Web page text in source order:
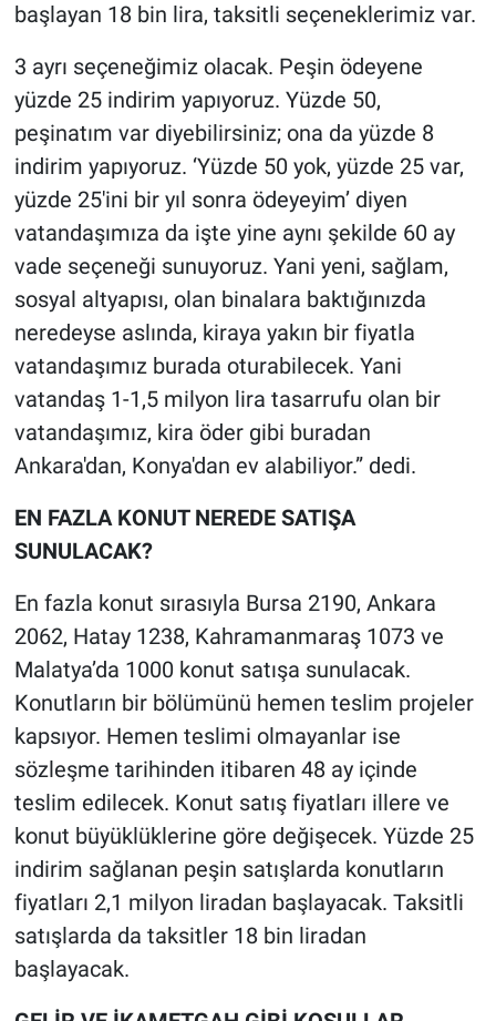
başlayan 18 bin lira, taksitli seçeneklerimiz var.
3 ayrı seçeneğimiz olacak. Peşin ödeyene
yüzde 25 indirim yapıyoruz. Yüzde 50,
peşinatım var diyebilirsiniz; ona da yüzde 8
indirim yapıyoruz. ‘Yüzde 50 yok, yüzde 25 var,
yüzde 25'ini bir yıl sonra ödeyeyim’ diyen
vatandaşımıza da işte yine aynı şekilde 60 ay
vade seçeneği sunuyoruz. Yani yeni, sağlam,
sosyal altyapısı, olan binalara baktığınızda
neredeyse aslında, kiraya yakın bir fiyatla
vatandaşımız burada oturabilecek. Yani
vatandaş 1-1,5 milyon lira tasarrufu olan bir
vatandaşımız, kira öder gibi buradan
Ankara'dan, Konya'dan ev alabiliyor.” dedi.
EN FAZLA KONUT NEREDE SATIŞA
SUNULACAK?
En fazla konut sırasıyla Bursa 2190, Ankara
2062, Hatay 1238, Kahramanmaraş 1073 ve
Malatya’da 1000 konut satışa sunulacak.
Konutların bir bölümünü hemen teslim projeler
kapsıyor. Hemen teslimi olmayanlar ise
sözleşme tarihinden itibaren 48 ay içinde
teslim edilecek. Konut satış fiyatları illere ve
konut büyüklüklerine göre değişecek. Yüzde 25
indirim sağlanan peşin satışlarda konutların
fiyatları 2,1 milyon liradan başlayacak. Taksitli
satışlarda da taksitler 18 bin liradan
başlayacak.